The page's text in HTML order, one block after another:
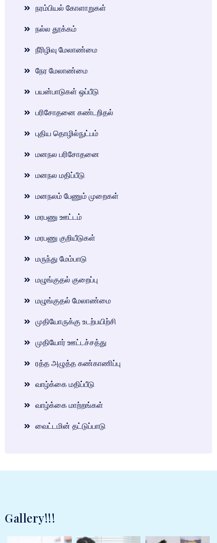
நரம்பியல் கோளாறுகள்
நல்ல தூக்கம்
நீரிழிவு மேலாண்மை
நேர மேலாண்மை
பயன்பாடுகள் ஒப்பீடு
பரிசோதனை கண்டறிதல்
புதிய தொழில்நுட்பம்
மனநல பரிசோதனை
மனநல மதிப்பீடு
மனநலம் பேணும் முறைகள்
மரபணு ஊட்டம்
மரபணு குறியீடுகள்
மருந்து மேம்பாடு
மழுங்குதல் குறைப்பு
மழுங்குதல் மேலாண்மை
முதியோருக்கு உடற்பயிற்சி
முதியோர் ஊட்டச்சத்து
ரத்த அழுத்த கண்காணிப்பு
வாழ்க்கை மதிப்பீடு
வாழ்க்கை மாற்றங்கள்
வைட்டமின் தட்டுப்பாடு
Gallery!!!